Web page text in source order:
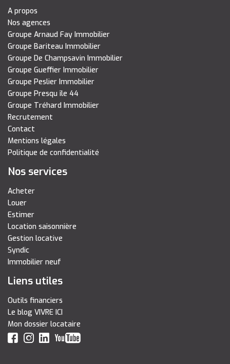
A propos
Nos agences
Groupe Arnaud Fay Immobilier
Groupe Bariteau Immobilier
Groupe De Champsavin Immobilier
Groupe Gueffier Immobilier
Groupe Peslier Immobilier
Groupe Presqu île 44
Groupe Tréhard Immobilier
Recrutement
Contact
Mentions légales
Politique de confidentialité
Nos services
Acheter
Louer
Estimer
Location saisonnière
Gestion locative
Syndic
Immobilier neuf
Liens utiles
Outils financiers
Le blog VIVRE ICI
Mon dossier locataire